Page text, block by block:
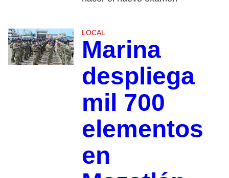
LOCAL
Marina
despliega
mil 700
elementos
en